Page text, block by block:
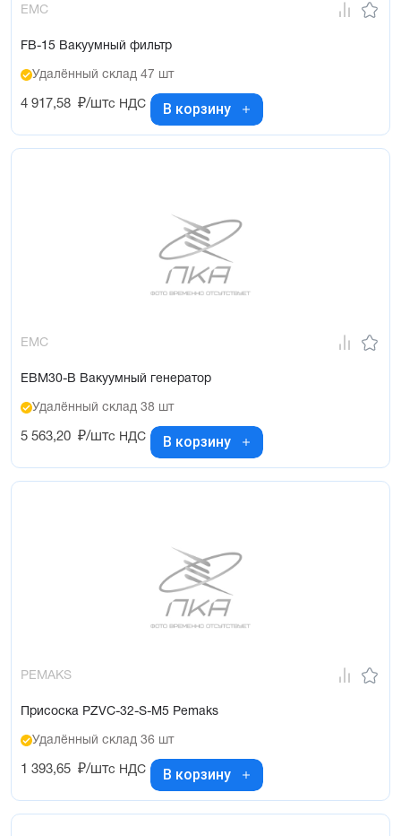
EMC
FB-15 Вакуумный фильтр
Удалённый склад 47 шт
4 917,58 ₽/штс НДС В корзину
EMC
EBM30-B Вакуумный генератор
Удалённый склад 38 шт
5 563,20 ₽/штс НДС В корзину
PEMAKS
Присоска PZVC-32-S-M5 Pemaks
Удалённый склад 36 шт
1 393,65 ₽/штс НДС В корзину